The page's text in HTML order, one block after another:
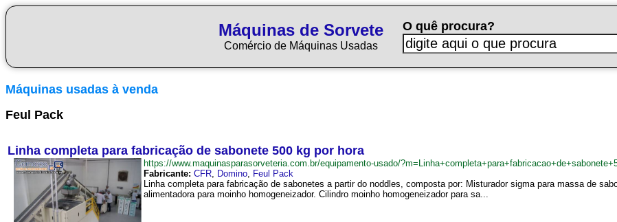
Máquinas de Sorvete
Comércio de Máquinas Usadas
O quê procura?
Máquinas usadas à venda
Feul Pack
Linha completa para fabricação de sabonete 500 kg por hora
https://www.maquinasparasorveteria.com.br/equipamento-usado/
Fabricante: CFR, Domino, Feul Pack
Linha completa para fabricação de sabonetes a partir do noddles, composta por: Misturador sigma para massa de
alimentadora para moinho homogeneizador. Cilindro moinho homogeneizador para sa...